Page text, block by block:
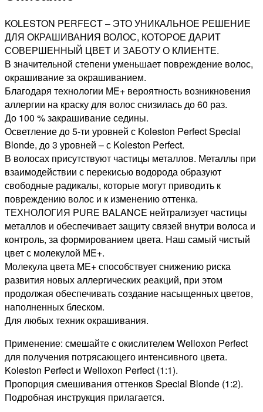
KOLESTON PERFECT – ЭТО УНИКАЛЬНОЕ РЕШЕНИЕ
ДЛЯ ОКРАШИВАНИЯ ВОЛОС, КОТОРОЕ ДАРИТ
СОВЕРШЕННЫЙ ЦВЕТ И ЗАБОТУ О КЛИЕНТЕ.
В значительной степени уменьшает повреждение волос,
окрашивание за окрашиванием.
Благодаря технологии МE+ вероятность возникновения
аллергии на краску для волос снизилась до 60 раз.
До 100 % закрашивание седины.
Осветление до 5-ти уровней с Koleston Perfect Special
Blonde, до 3 уровней – с Koleston Perfect.
В волосах присутствуют частицы металлов. Металлы при
взаимодействии с перекисью водорода образуют
свободные радикалы, которые могут приводить к
повреждению волос и к изменению оттенка.
ТЕХНОЛОГИЯ PURE BALANCE нейтрализует частицы
металлов и обеспечивает защиту связей внутри волоса и
контроль, за формированием цвета. Наш самый чистый
цвет с молекулой МE+.
Молекула цвета ME+ способствует снижению риска
развития новых аллергических реакций, при этом
продолжая обеспечивать создание насыщенных цветов,
наполненных блеском.
Для любых техник окрашивания.
Применение: смешайте с окислителем Welloxon Perfect
для получения потрясающего интенсивного цвета.
Koleston Perfect и Welloxon Perfect (1:1).
Пропорция смешивания оттенков Special Blonde (1:2).
Подробная инструкция прилагается.